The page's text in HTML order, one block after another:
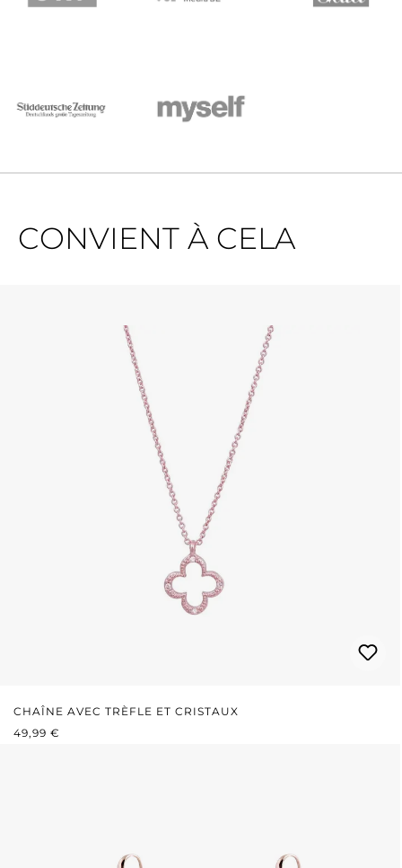
CONVIENT À CELA
CHAÎNE AVEC TRÈFLE ET CRISTAUX
PRIX RÉGULIER :
49,99 €